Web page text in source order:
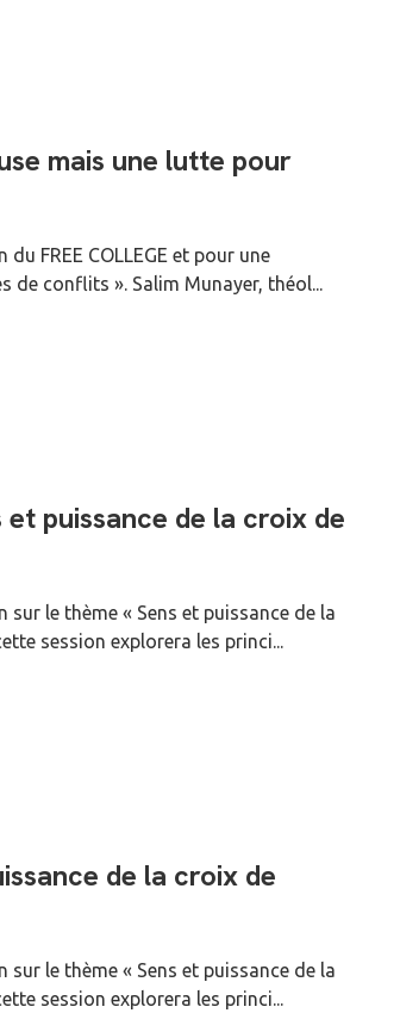
mais une lutte pour
FREE COLLEGE et pour une
de conflits ». Salim Munayer, théol...
et puissance de la croix de
sur le thème « Sens et puissance de la
session explorera les princi...
de la croix de
sur le thème « Sens et puissance de la
session explorera les princi...